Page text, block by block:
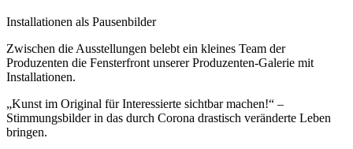
Installationen als Pausenbilder
Zwischen die Ausstellungen belebt ein kleines Team der
Produzenten die Fensterfront unserer Produzenten-Galerie mit
Installationen.
„Kunst im Original für Interessierte sichtbar machen!“ –
Stimmungsbilder in das durch Corona drastisch veränderte Leben
bringen.